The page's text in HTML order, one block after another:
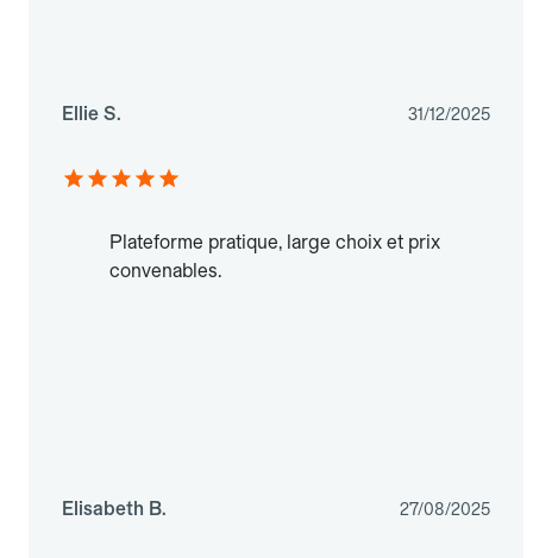
Ellie S. 31/12/2025
Plateforme pratique, large choix et prix
convenables.
Elisabeth B. 27/08/2025